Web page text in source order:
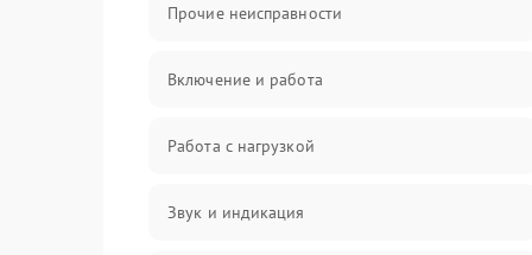
Прочие неисправности
Включение и работа
Работа с нагрузкой
Звук и индикация